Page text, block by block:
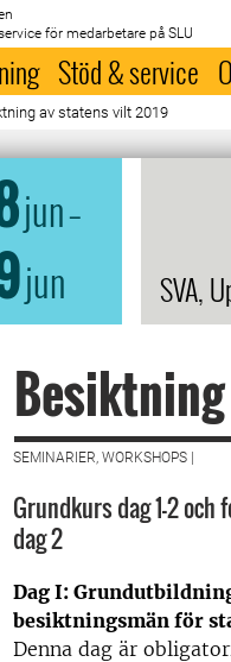
för medarbetare på SLU
Stöd & service
av statens vilt 2019
jun–
jun SVA,
SEMINARIER, WORKSHOPS |
Grundkurs dag 1-2
dag 2
Dag I:
besiktningsmän för
Denna dag är